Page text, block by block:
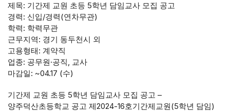
제목: 기간제 교원 초등 5학년 담임교사 모집 공고
경력: 신입/경력(연차무관)
학력: 학력무관
근무지역: 경기 동두천시 외
고용형태: 계약직
업종: 공무원·공직, 교사
마감일: ~04.17 (수)
기간제 교원 초등 5학년 담임교사 모집 공고 –
양주덕산초등학교 공고 제2024-16호기간제교원(5학년 담임)